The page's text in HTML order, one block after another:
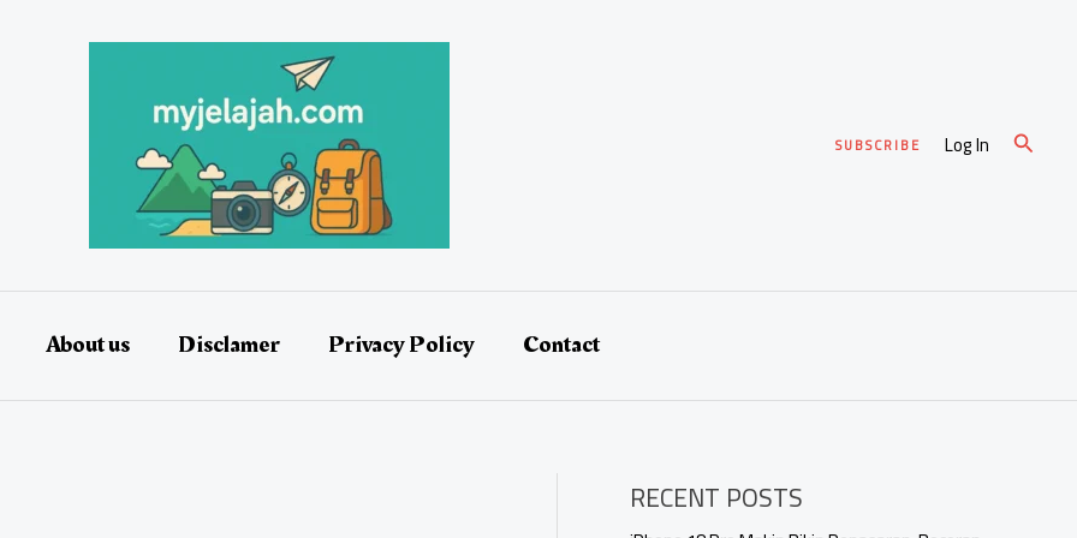
SUBSCRIBE Log In Cari
About us Disclamer Privacy Policy Contact
RECENT POSTS